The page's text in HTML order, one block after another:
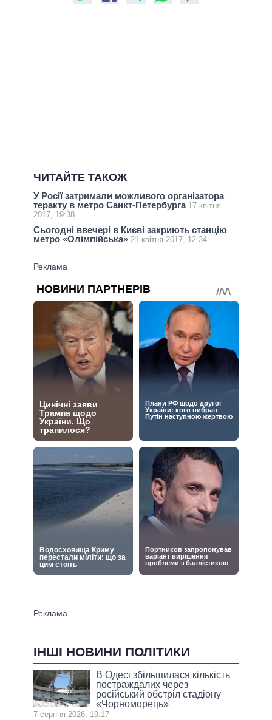
ЧИТАЙТЕ ТАКОЖ
У Росії затримали можливого організатора
теракту в метро Санкт-Петербурга 17 квітня
2017, 19:38
Сьогодні ввечері в Києві закриють станцію
метро «Олімпійська» 21 квітня 2017, 12:34
ІНШІ НОВИНИ ПОЛІТИКИ
В Одесі збільшилася кількість
постраждалих через
російський обстріл стадіону
«Чорноморець»
7 серпня 2026, 19:17